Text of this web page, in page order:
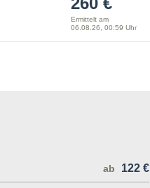
Ermittelt am
06.08.26, 00:59 Uhr
ab 122 €